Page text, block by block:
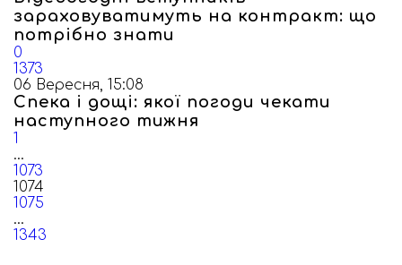
зараховуватимуть на контракт: що
потрібно знати
0
1373
06 Вересня, 15:08
Спека і дощі: якої погоди чекати
наступного тижня
1
...
1073
1074
1075
...
1343